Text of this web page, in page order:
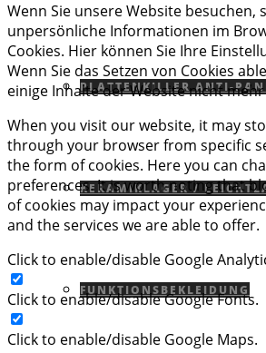
PLATTENKILLER ANTI-
KERAMIKLAGER /
FUNKTIONSBEKLEIDUNG
Wenn Sie unsere Website besuchen,
unpersönliche Informationen im
Cookies. Hier können Sie Ihre
Wenn Sie das Setzen von Cookies
einige Inhalte der Website nicht
When you visit our website, it may
through your browser from specific
the form of cookies. Here you can
preferences. It is worth noting that
of cookies may impact your
and the services we are able to offer.
Click to enable/disable Google
Click to enable/disable Google Fonts.
Click to enable/disable Google Maps.